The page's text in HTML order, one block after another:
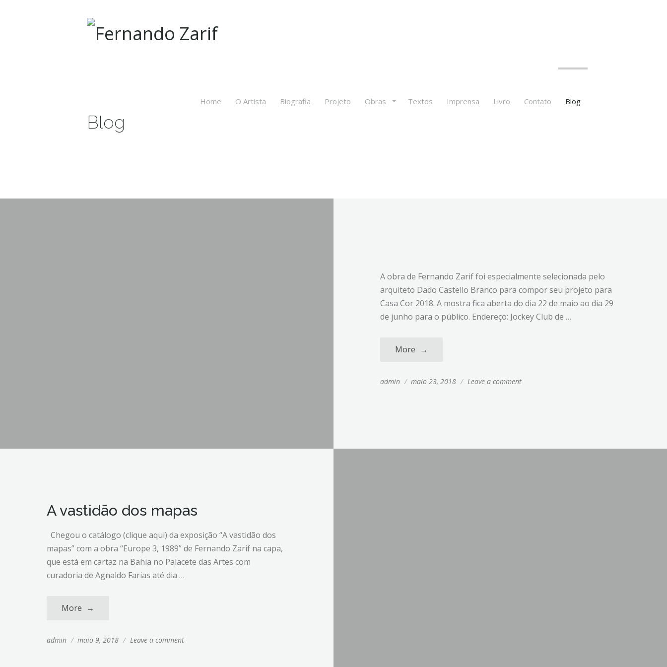
Home O Artista Biografia Projeto Obras Textos Imprensa Livro Contato Blog
Blog
A obra de Fernando Zarif foi especialmente selecionada pelo
arquiteto Dado Castello Branco para compor seu projeto para
Casa Cor 2018. A mostra fica aberta do dia 22 de maio ao dia 29
de junho para o público. Endereço: Jockey Club de …
More →
admin / maio 23, 2018 / Leave a comment
A vastidão dos mapas
Chegou o catálogo (clique aqui) da exposição “A vastidão dos
mapas” com a obra “Europe 3, 1989” de Fernando Zarif na capa,
que está em cartaz na Bahia no Palacete das Artes com
curadoria de Agnaldo Farias até dia …
More →
admin / maio 9, 2018 / Leave a comment